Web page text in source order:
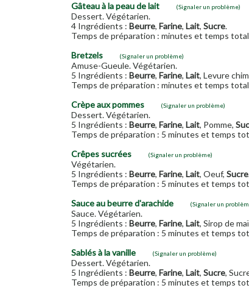
Gâteau à la peau de lait (Signaler un problème)
Dessert. Végétarien.
4 Ingrédients : Beurre, Farine, Lait, Sucre.
Temps de préparation : minutes et temps
Bretzels
(Signaler un problème)
Amuse-Gueule. Végétarien.
5 Ingrédients : Beurre, Farine, Lait, Levure
Temps de préparation : minutes et temps
Crèpe aux pommes
(Signaler un problème)
Dessert. Végétarien.
5 Ingrédients : Beurre, Farine, Lait, Pomme,
Temps de préparation : 5 minutes et temps
Crêpes sucrées
(Signaler un problème)
Végétarien.
5 Ingrédients : Beurre, Farine, Lait, Oeuf, Sucre
Temps de préparation : 5 minutes et temps
Sauce au beurre d'arachide
(Signaler un
Sauce. Végétarien.
5 Ingrédients : Beurre, Farine, Lait, Sirop de
Temps de préparation : 5 minutes et temps
Sablés à la vanille
(Signaler un problème)
Dessert. Végétarien.
5 Ingrédients : Beurre, Farine, Lait, Sucre,
Temps de préparation : 5 minutes et temps